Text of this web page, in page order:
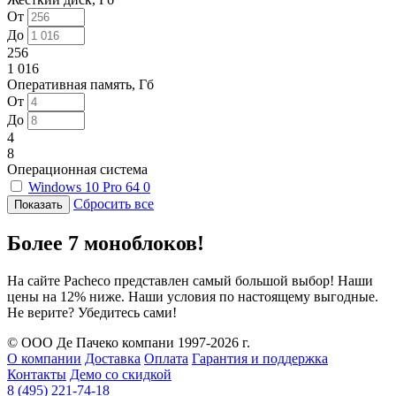
От
До
256
1 016
Оперативная память, Гб
От
До
4
8
Операционная система
Windows 10 Pro 64 0
Сбросить все
Более 7 моноблоков!
На сайте Pacheco представлен самый большой выбор! Наши
цены на 12% ниже. Наши условия по настоящему выгодные.
Не верите? Убедитесь сами!
© ООО Де Пачеко компани 1997-2026 г.
О компании Доставка Оплата Гарантия и поддержка
Контакты Демо со скидкой
8 (495) 221-74-18